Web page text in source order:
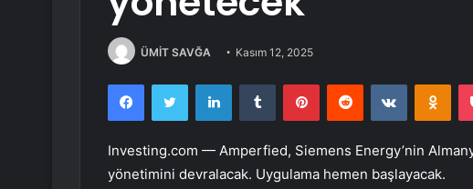
ÜMİT SAVĞA Kasım 12, 2025
FacebookTwitter LinkedInTumblr PinterestReddit VKontakte
Investing.com — Amperfied, Siemens Energy’nin
yönetimini devralacak. Uygulama hemen başlayacak.